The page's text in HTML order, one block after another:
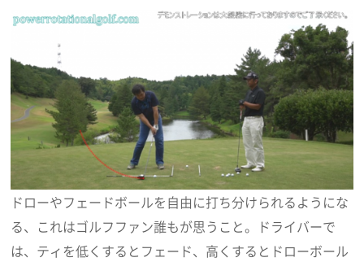
ドローやフェードボールを自由に打ち分けられるようにな
る、これはゴルフファン誰もが思うこと。ドライバーで
は、ティを低くするとフェード、高くするとドローボール